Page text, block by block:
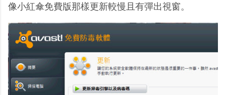
像小紅傘免費版那樣更新較慢且有彈出視窗。